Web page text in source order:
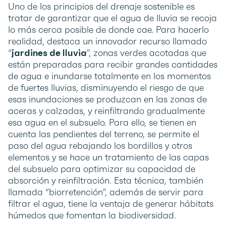
Uno de los principios del drenaje sostenible es
tratar de garantizar que el agua de lluvia se recoja
lo más cerca posible de donde cae. Para hacerlo
realidad, destaca un innovador recurso llamado
“jardines de lluvia”, zonas verdes acotadas que
están preparadas para recibir grandes cantidades
de agua e inundarse totalmente en los momentos
de fuertes lluvias, disminuyendo el riesgo de que
esas inundaciones se produzcan en las zonas de
aceras y calzadas, y reinfiltrando gradualmente
esa agua en el subsuelo. Para ello, se tienen en
cuenta las pendientes del terreno, se permite el
paso del agua rebajando los bordillos y otros
elementos y se hace un tratamiento de las capas
del subsuelo para optimizar su capacidad de
absorción y reinfiltración. Esta técnica, también
llamada “biorretención”, además de servir para
filtrar el agua, tiene la ventaja de generar hábitats
húmedos que fomentan la biodiversidad.